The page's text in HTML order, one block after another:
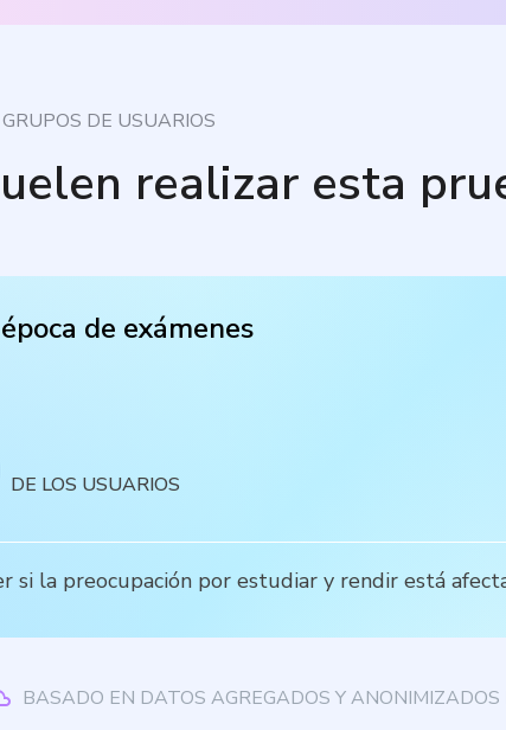
DE USUARIOS
realizar esta
de exámenes
DE LOS USUARIOS
si la preocupación por estudiar y rendir está
BASADO EN DATOS AGREGADOS Y